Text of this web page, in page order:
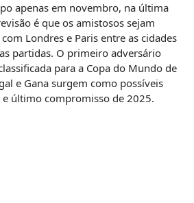
apenas em novembro, na última
é que os amistosos sejam
Londres e Paris entre as cidades
partidas. O primeiro adversário
para a Copa do Mundo de
e Gana surgem como possíveis
último compromisso de 2025.